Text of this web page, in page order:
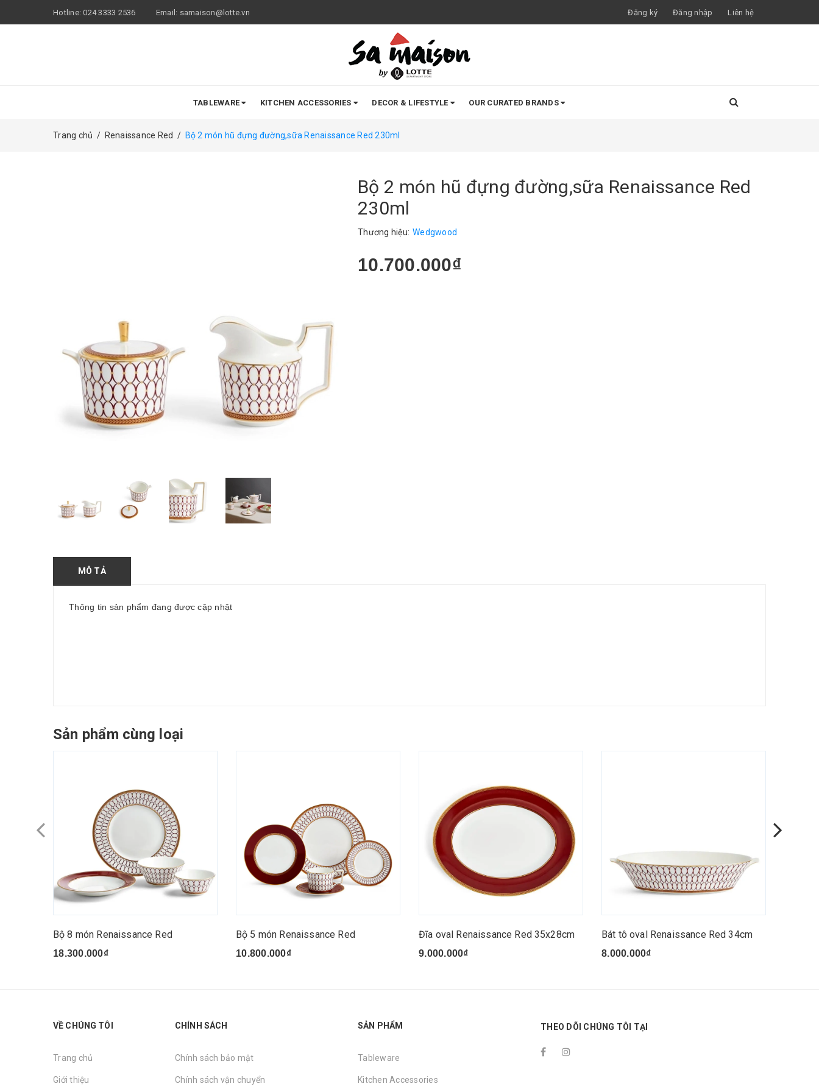
Hotline:024 3333 2536 Email: samaison@lotte.vn Đăng ký Đăng nhập Liên hệ
TABLEWARE KITCHEN ACCESSORIES DECOR & LIFESTYLE OUR CURATED BRANDS
Trang chủ / Renaissance Red / Bộ 2 món hũ đựng đường,sữa Renaissance Red 230ml
Bộ 2 món hũ đựng đường,sữa Renaissance Red
230ml
Thương hiệu: Wedgwood
10.700.000₫
MÔ TẢ
Thông tin sản phẩm đang được cập nhật
Sản phẩm cùng loại
Bộ 8 món Renaissance Red
18.300.000₫
Bộ 5 món Renaissance Red
10.800.000₫
Đĩa oval Renaissance Red 35x28cm
9.000.000₫
Bát tô oval Renaissance Red 34cm
8.000.000₫
VỀ CHÚNG TÔI
Trang chủ
Giới thiệu
CHÍNH SÁCH
Chính sách bảo mật
Chính sách vận chuyển
SẢN PHẨM
Tableware
Kitchen Accessories
THEO DÕI CHÚNG TÔI TẠI